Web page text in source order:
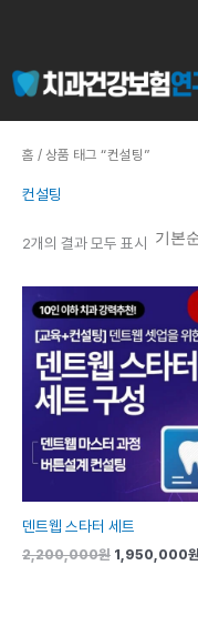
홈 / 상품 태그 “컨설팅”
컨설팅
2개의 결과 모두 표시
덴트웹 스타터 세트
2,200,000원
래
가
격:
2,200,000
원.
1,950,000원